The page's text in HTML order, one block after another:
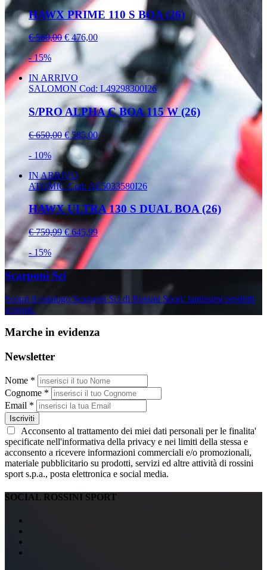
HAWX PRIME 110 S BOA (26)
€ 560,00 € 476,00
- 15%
IN ARRIVO
SALOMON Cod: L49298300I26
S/PRO ALPHA C BOA 115 W (26)
€ 650,00 € 585,00
- 10%
IN ARRIVO
ATOMIC Cod: AE5033580I26
HAWX ULTRA 130 S DUAL BOA (26)
€ 759,99 € 645,99
- 15%
Scarponi Sci
Scopri il catalogo Scarponi Sci di Rossini Sport: tantissimi prodotti
scontati.
Marche in evidenza
Newsletter
Nome *
Cognome *
Email *
Iscriviti
Acconsento al trattamento dei miei dati personali per le finalita'
specificate nell'informativa della privacy e nei limiti della stessa e
acconsento a ricevere informazioni commerciali e/o promozionali,
materiale pubblicitario su prodotti, servizi ed altre attività di rossini
sport s.p.a., posta elettronica e social media.
SOCIAL ROSSINI SPORT